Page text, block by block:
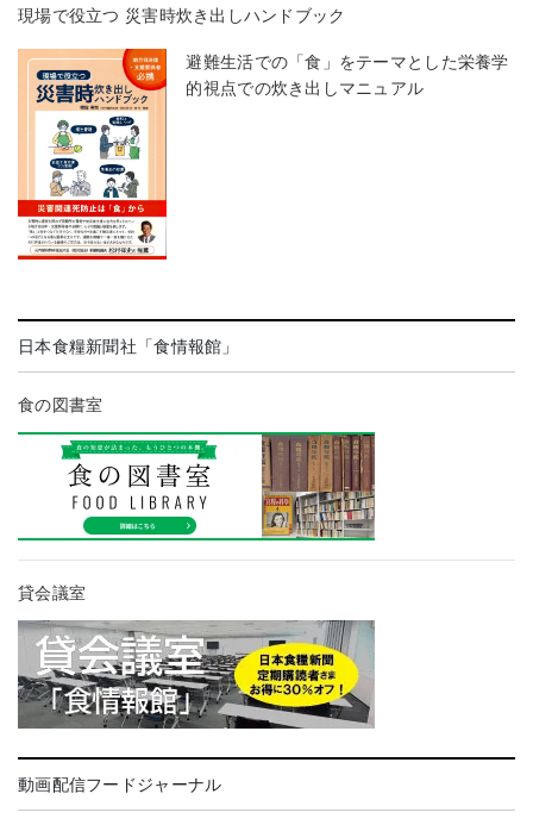
現場で役立つ 災害時炊き出しハンドブック
避難生活での「食」をテーマとした栄養学
的視点での炊き出しマニュアル
日本食糧新聞社「食情報館」
食の図書室
貸会議室
動画配信フードジャーナル